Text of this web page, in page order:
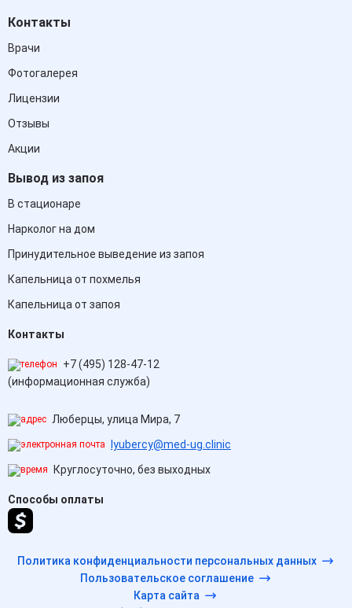
Контакты
Врачи
Фотогалерея
Лицензии
Отзывы
Акции
Вывод из запоя
В стационаре
Нарколог на дом
Принудительное выведение из запоя
Капельница от похмелья
Капельница от запоя
Контакты
+7 (495) 128-47-12
(информационная служба)
Люберцы, улица Мира, 7
lyubercy@med-ug.clinic
Круглосуточно, без выходных
Способы оплаты
Политика конфиденциальности персональных данных
Пользовательское соглашение
Карта сайта